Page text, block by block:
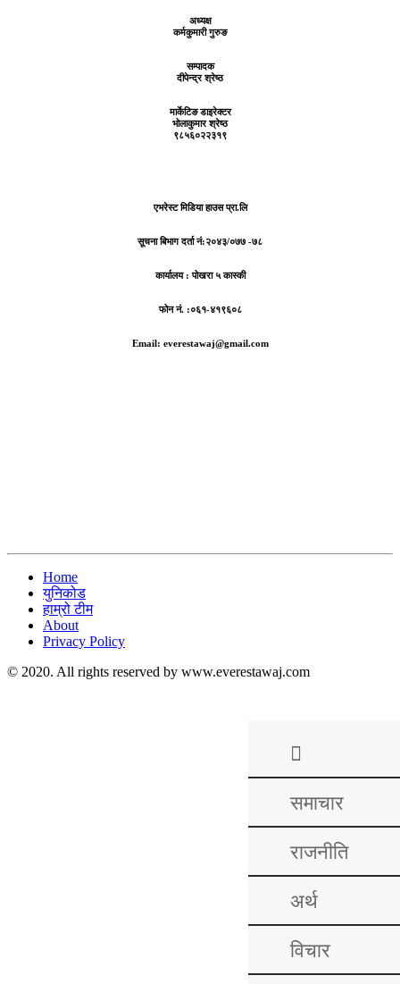
अध्यक्ष
कर्मकुमारी गुरुङ
सम्पादक
दीपेन्द्र श्रेष्ठ
मार्केटिङ डाइरेक्टर
भोलाकुमार श्रेष्ठ
९८५६०२२३१९
एभरेस्ट मिडिया हाउस प्रा.लि
सूचना बिभाग दर्ता नं:२०४३/०७७ -७८
कार्यालय :पोखरा ५ कास्की
फोन नं. :०६१-४१९६०८
Email: everestawaj@gmail.com
Home
युनिकोड
हाम्रो टीम
About
Privacy Policy
© 2020. All rights reserved by www.everestawaj.com
समाचार
राजनीति
अर्थ
विचार